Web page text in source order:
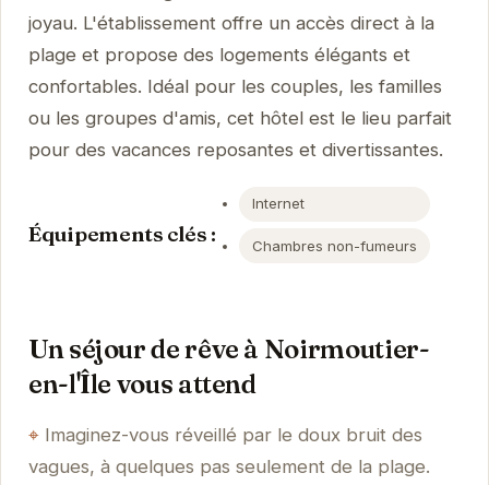
joyau. L'établissement offre un accès direct à la
plage et propose des logements élégants et
confortables. Idéal pour les couples, les familles
ou les groupes d'amis, cet hôtel est le lieu parfait
pour des vacances reposantes et divertissantes.
Équipements clés :
Internet
Chambres non-fumeurs
Un séjour de rêve à Noirmoutier-
en-l'Île vous attend
Imaginez-vous réveillé par le doux bruit des
vagues, à quelques pas seulement de la plage.